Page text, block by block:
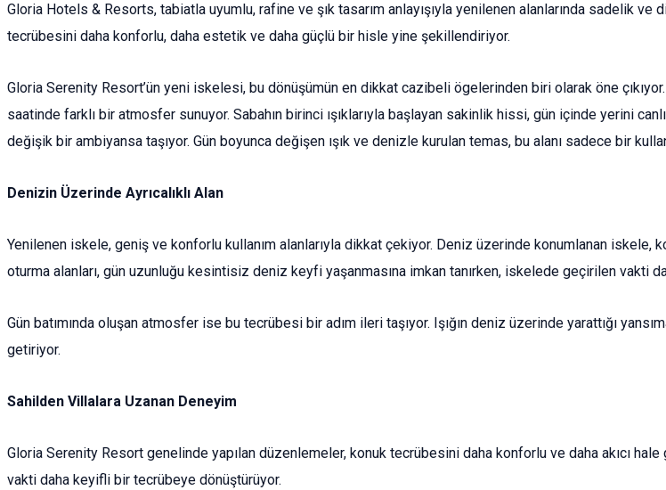
Gloria Hotels & Resorts, tabiatla uyumlu, rafine ve şık tasarım anlayışıyla yenilenen alanlarında sadelik
tecrübesini daha konforlu, daha estetik ve daha güçlü bir hisle yine şekillendiriyor.
Gloria Serenity Resort’ün yeni iskelesi, bu dönüşümün en dikkat cazibeli ögelerinden biri olarak öne
saatinde farklı bir atmosfer sunuyor. Sabahın birinci ışıklarıyla başlayan sakinlik hissi, gün içinde yerini
değişik bir ambiyansa taşıyor. Gün boyunca değişen ışık ve denizle kurulan temas, bu alanı sadece bir
Denizin Üzerinde Ayrıcalıklı Alan
Yenilenen iskele, geniş ve konforlu kullanım alanlarıyla dikkat çekiyor. Deniz üzerinde konumlanan
oturma alanları, gün uzunluğu kesintisiz deniz keyfi yaşanmasına imkan tanırken, iskelede geçirilen vakti
Gün batımında oluşan atmosfer ise bu tecrübesi bir adım ileri taşıyor. Işığın deniz üzerinde yarattığı
getiriyor.
Sahilden Villalara Uzanan Deneyim
Gloria Serenity Resort genelinde yapılan düzenlemeler, konuk tecrübesini daha konforlu ve daha akıcı
vakti daha keyifli bir tecrübeye dönüştürüyor.